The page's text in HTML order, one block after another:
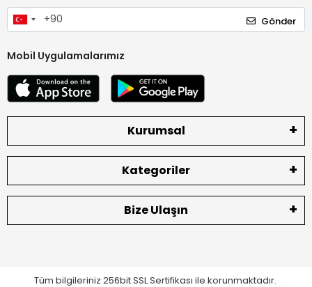
Gönder
Mobil Uygulamalarımız
Kurumsal
Kategoriler
Bize Ulaşın
Tüm bilgileriniz 256bit SSL Sertifikası ile korunmaktadır.